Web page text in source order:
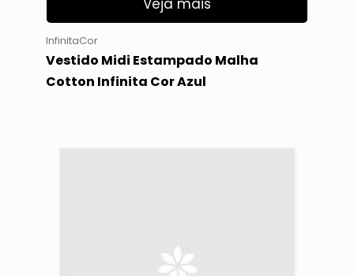
InfinitaCor
Vestido Midi Estampado Malha
Cotton Infinita Cor Azul